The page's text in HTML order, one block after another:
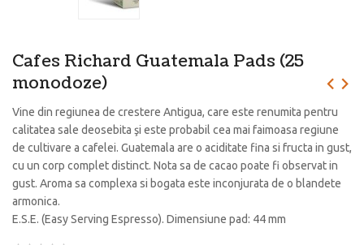
Cafes Richard Guatemala Pads (25
monodoze)
Vine din regiunea de crestere Antigua, care este renumita pentru
calitatea sale deosebita şi este probabil cea mai faimoasa regiune
de cultivare a cafelei. Guatemala are o aciditate fina si fructa in gust,
cu un corp complet distinct. Nota sa de cacao poate fi observat in
gust. Aroma sa complexa si bogata este inconjurata de o blandete
armonica.
E.S.E. (Easy Serving Espresso). Dimensiune pad: 44 mm